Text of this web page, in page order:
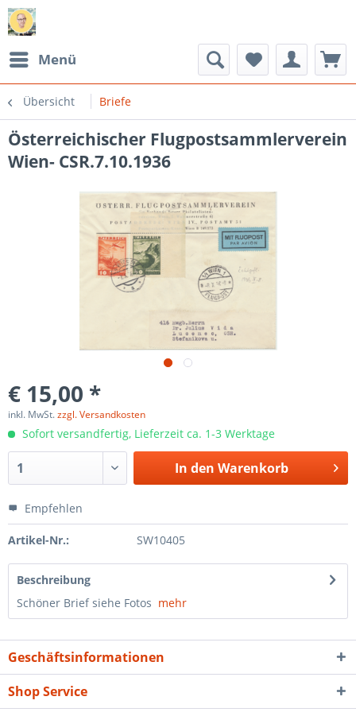
Menü
Übersicht Briefe
Österreichischer Flugpostsammlerverein
Wien- CSR.7.10.1936
€ 15,00 *
inkl. MwSt.zzgl. Versandkosten
Sofort versandfertig, Lieferzeit ca. 1-3 Werktage
In den Warenkorb
Empfehlen
Artikel-Nr.: SW10405
Beschreibung
Schöner Brief siehe Fotos mehr
Geschäftsinformationen
Shop Service